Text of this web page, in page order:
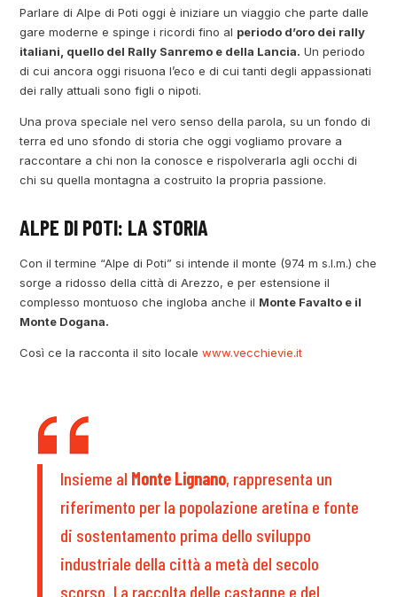
Parlare di Alpe di Poti oggi è iniziare un viaggio che parte dalle
gare moderne e spinge i ricordi fino al periodo d’oro dei rally
italiani, quello del Rally Sanremo e della Lancia. Un periodo
di cui ancora oggi risuona l’eco e di cui tanti degli appassionati
dei rally attuali sono figli o nipoti.
Una prova speciale nel vero senso della parola, su un fondo di
terra ed uno sfondo di storia che oggi vogliamo provare a
raccontare a chi non la conosce e rispolverarla agli occhi di
chi su quella montagna a costruito la propria passione.
ALPE DI POTI: LA STORIA
Con il termine “Alpe di Poti” si intende il monte (974 m s.l.m.) che
sorge a ridosso della città di Arezzo, e per estensione il
complesso montuoso che ingloba anche il Monte Favalto e il
Monte Dogana.
Così ce la racconta il sito localewww.vecchievie.it
Insieme al Monte Lignano, rappresenta un
riferimento per la popolazione aretina e fonte
di sostentamento prima dello sviluppo
industriale della città a metà del secolo
scorso. La raccolta delle castagne e del